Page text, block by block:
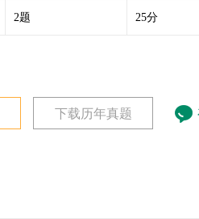
2题 25分
下载历年真题